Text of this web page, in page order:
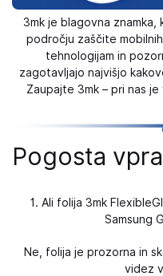
3mk je blagovna
področju zaščite
tehnologijam in
zagotavljajo najvišjo
Zaupajte 3mk – pri nas
Pogosta
1. Ali folija 3mk
Samsung
Ne, folija je prozorna in
videz